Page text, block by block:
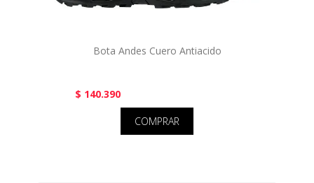
Bota Andes Cuero Antiacido
$ 140.390
COMPRAR